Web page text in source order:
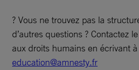
? Vous ne trouvez pas la
d’autres questions ? Contactez
aux droits humains en écrivant à
education@amnesty.fr